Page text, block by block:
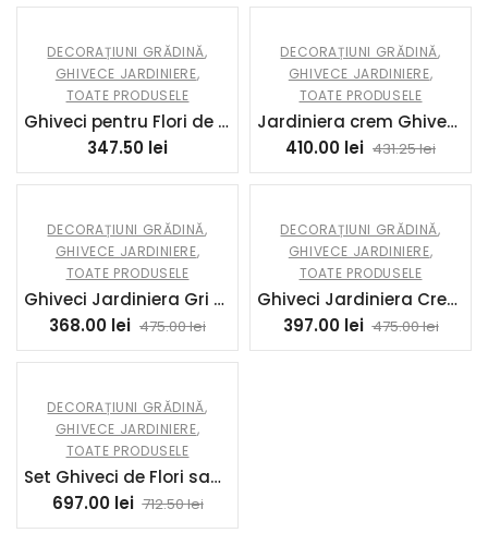
DECORAȚIUNI GRĂDINĂ,
GHIVECE JARDINIERE,
TOATE PRODUSELE
Ghiveci pentru Flori de Gradina Crem Cufar motive Romane din ciment COD53
347.50 lei
DECORAȚIUNI GRĂDINĂ,
GHIVECE JARDINIERE,
TOATE PRODUSELE
Jardiniera crem Ghiveci pentru Flori patrat de Gradina sau Terasa din ciment COD46
431.25lei
410.00 lei
DECORAȚIUNI GRĂDINĂ,
GHIVECE JARDINIERE,
TOATE PRODUSELE
Ghiveci Jardiniera Gri pentru Flori de Gradina sau Terasa din beton COD51
475.00lei
368.00 lei
DECORAȚIUNI GRĂDINĂ,
GHIVECE JARDINIERE,
TOATE PRODUSELE
Ghiveci Jardiniera Crem pentru Flori de Gradina sau Terasa din ciment COD50
475.00lei
397.00 lei
DECORAȚIUNI GRĂDINĂ,
GHIVECE JARDINIERE,
TOATE PRODUSELE
Set Ghiveci de Flori sau Jardiniera Mare de Gradina cu picior inalt din Beton COD61
712.50lei
697.00 lei